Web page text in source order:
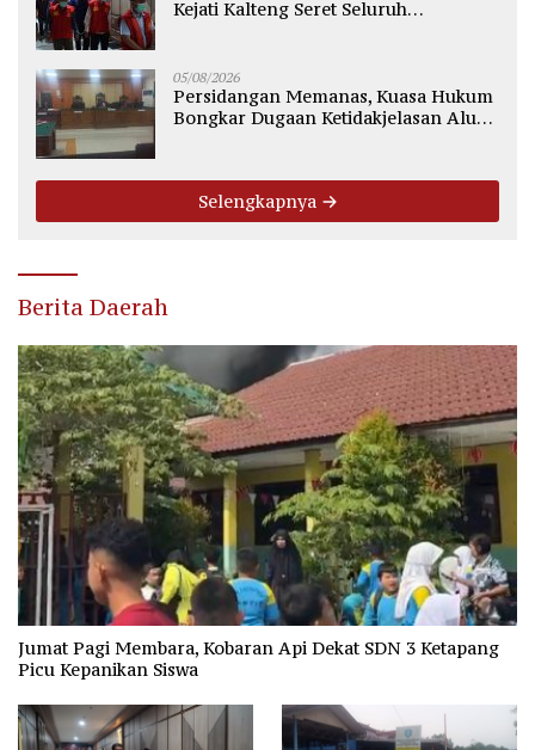
Kejati Kalteng Seret Seluruh
05/08/2026
Persidangan Memanas, Kuasa Hukum
Bongkar Dugaan Ketidakjelasan Alur
Selengkapnya
Berita Daerah
Jumat Pagi Membara, Kobaran Api Dekat SDN 3 Ketapang
Picu Kepanikan Siswa